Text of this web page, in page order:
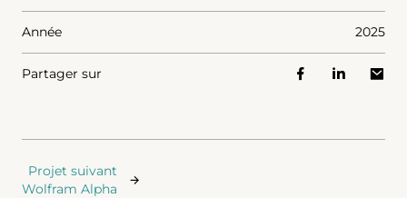
Année 2025
Partager sur
Projet suivant
Wolfram Alpha